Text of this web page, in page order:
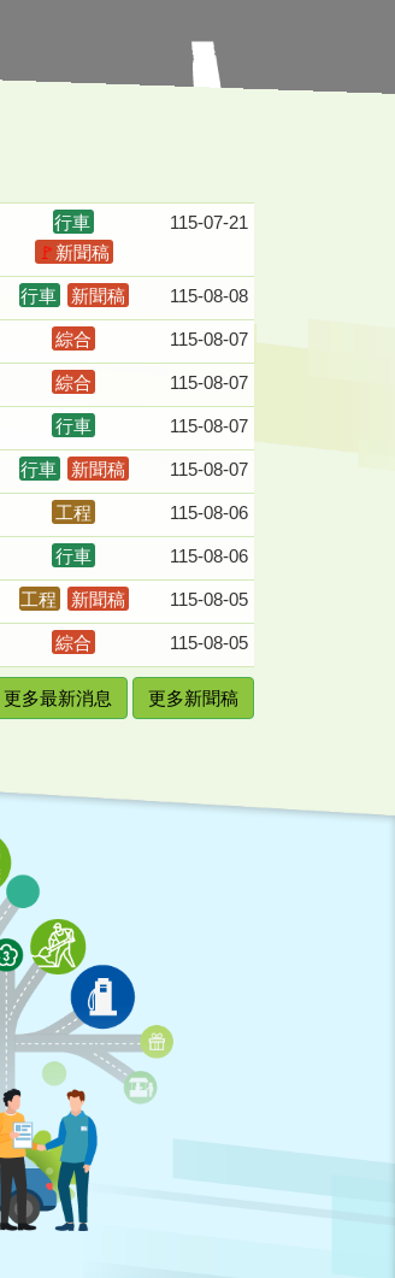
行車
🚩 新聞稿
115-07-21
行車 新聞稿 115-08-08
綜合 115-08-07
綜合 115-08-07
行車 115-08-07
行車 新聞稿 115-08-07
工程 115-08-06
行車 115-08-06
工程 新聞稿 115-08-05
綜合 115-08-05
更多最新消息 更多新聞稿